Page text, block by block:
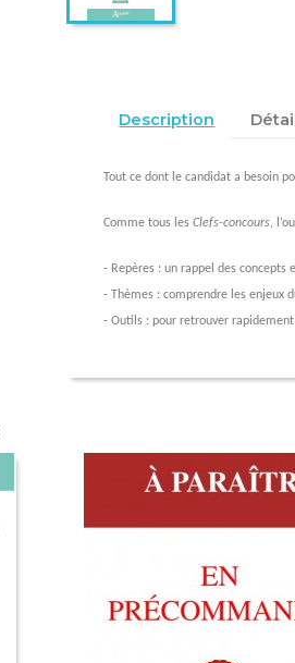
Description
Tout ce dont le candidat a besoin
Comme tous lesClefs-concours,
- Repères : un rappel des concepts
- Thèmes : comprendre les enjeux
- Outils : pour retrouver